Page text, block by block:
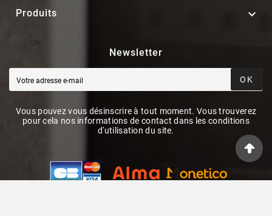
Produits 
Newsletter
OK
Vous pouvez vous désinscrire à tout moment. Vous trouverez
pour cela nos informations de contact dans les conditions
d'utilisation du site.